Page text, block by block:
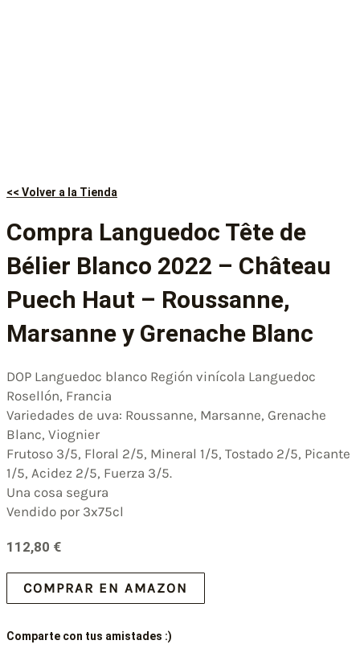
<< Volver a la Tienda
Compra Languedoc Tête de
Bélier Blanco 2022 – Château
Puech Haut – Roussanne,
Marsanne y Grenache Blanc
DOP Languedoc blanco Región vinícola Languedoc
Rosellón, Francia
Variedades de uva: Roussanne, Marsanne, Grenache
Blanc, Viognier
Frutoso 3/5, Floral 2/5, Mineral 1/5, Tostado 2/5, Picante
1/5, Acidez 2/5, Fuerza 3/5.
Una cosa segura
Vendido por 3x75cl
112,80 €
COMPRAR EN AMAZON
Comparte con tus amistades :)